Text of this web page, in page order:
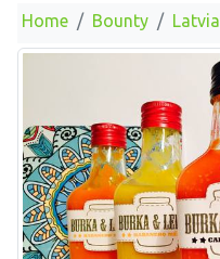
Home Bounty Latvia